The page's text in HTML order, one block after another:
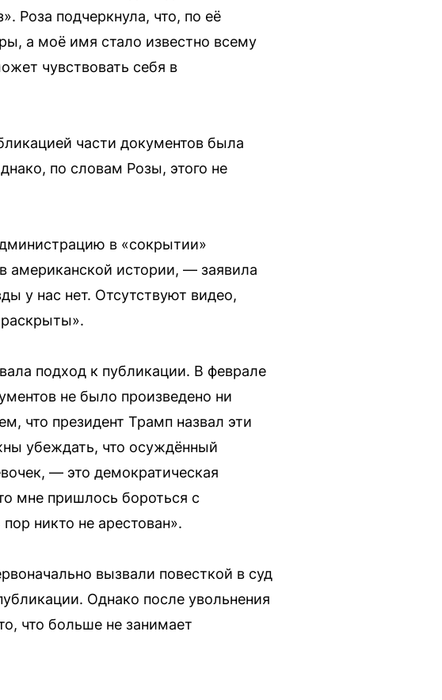
Роза подчеркнула, что, по её
а моё имя стало известно всему
чувствовать себя в
части документов была
по словам Розы, этого не
в «сокрытии»
истории, — заявила
у нас нет. Отсутствуют видео,
подход к публикации. В феврале
не было произведено ни
что президент Трамп назвал эти
убеждать, что осуждённый
— это демократическая
мне пришлось бороться с
никто не арестован».
вызвали повесткой в суд
Однако после увольнения
что больше не занимает